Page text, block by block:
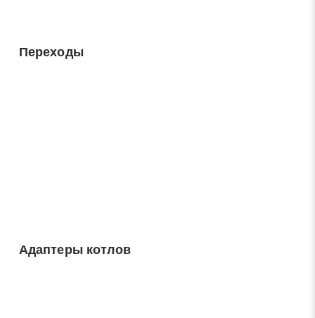
Переходы
Адаптеры котлов
«О персональных данных», а также соглашаетесь на